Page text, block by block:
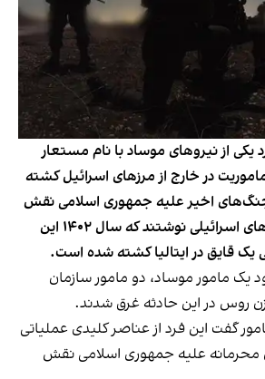
از نیروهای موساد با نام مستعار
در خارج از مرزهای اسرائیل کشته
اخیر علیه جمهوری اسلامی نقش
بسزایی داشت. رسانه‌های اسرائیلی نوشتند که سال ۱۴۰۲ این
یک قایق در ایتالیا کشته شده است.
یک مامور موساد، دو مامور سازمان
زن روس در این حادثه غرق شدند.
مامور گفت این فرد از عناصر کلیدی عملیاتی
محرمانه علیه جمهوری اسلامی نقش